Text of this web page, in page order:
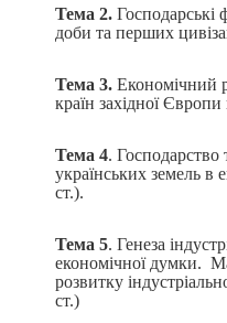
Тема 2. Господарські
доби та перших
Тема 3. Економічний
країн західної
Тема 4. Господарство
українських земель
ст.).
Тема 5. Генеза
економічної думки.
розвитку
ст.)